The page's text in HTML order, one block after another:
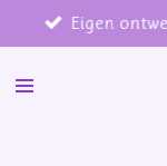
direct
naar
Eigen